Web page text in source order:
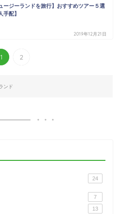
ージーランドを旅行】おすすめツアー５選
手配】
2019年12月21日
1 2
ンド
24
7
13